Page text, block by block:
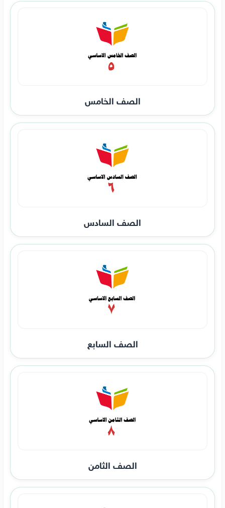
الصف الخامس
الصف السادس
الصف السابع
الصف الثامن